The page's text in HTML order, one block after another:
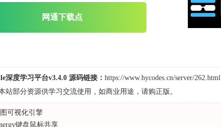
网通下载点
深度学习平台v3.4.0 源码链接： https://www.hycodes.cn/server/262.html
站部分资源供学习交流使用，如商业用途，请购正版。
可视化引擎
键盘鼠标共享